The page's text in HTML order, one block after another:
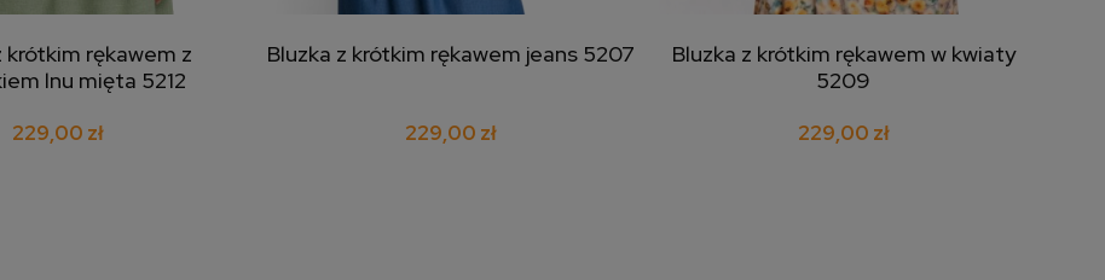
do koszyka
krótkim rękawem z
lnu mięta 5212
229,00 zł
dodaj do koszyka
Bluzka z krótkim rękawem jeans 5207
229,00 zł
dodaj do koszyka
Bluzka z krótkim rękawem w kwiaty
5209
229,00 zł